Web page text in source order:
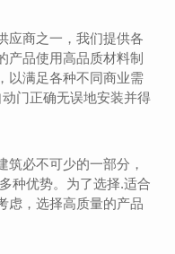
应商之一，我们提供各
产品使用高品质材料制
以满足各种不同商业需
门正确无误地安装并得
筑必不可少的一部分，
种优势。为了选择.适合
虑，选择高质量的产品